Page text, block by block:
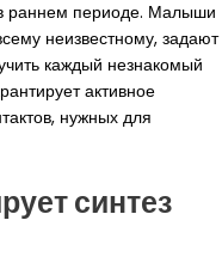
раннем периоде. Малыши
неизвестному, задают
каждый незнакомый
активное
нужных для
синтез